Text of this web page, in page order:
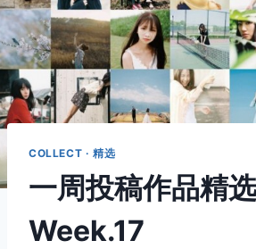
COLLECT · 精选
一周投稿作品精
Week.17